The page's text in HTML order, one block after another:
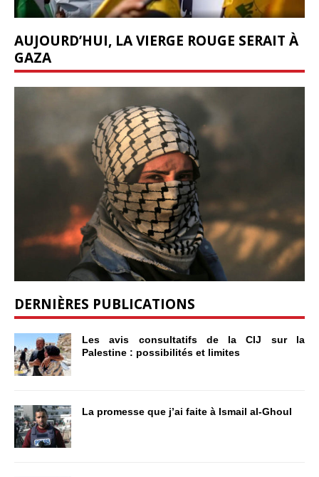
AUJOURD’HUI, LA VIERGE ROUGE SERAIT À
GAZA
DERNIÈRES PUBLICATIONS
Les avis consultatifs de la CIJ sur la
Palestine : possibilités et limites
La promesse que j’ai faite à Ismail al-Ghoul